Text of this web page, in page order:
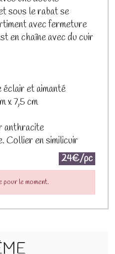
sous le rabat se
avec fermeture
en chaîne avec du cuir
et aimanté
x 7,5 cm
anthracite
Collier en similicuir
24€/pc
pour le moment.